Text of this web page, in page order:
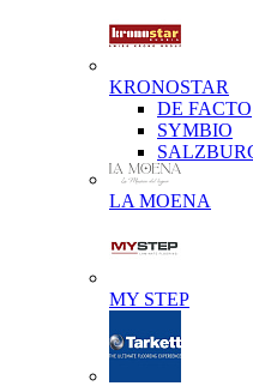
KRONOSTAR
DE FACTO
SYMBIO
LA MOENA
MY STEP